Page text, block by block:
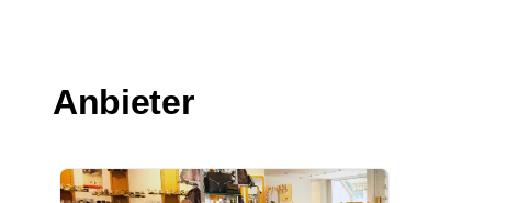
Anbieter